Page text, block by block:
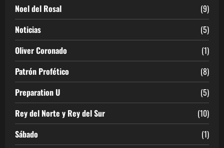
Noel del Rosal
(9)
Noticias
(5)
Oliver Coronado
(1)
Patrón Profético
(8)
Preparation U
(5)
Rey del Norte y Rey del Sur
(10)
Sábado
(1)